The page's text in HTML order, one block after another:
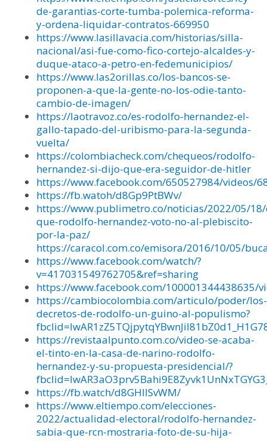
de-garantias-corte-tumba-polemica-reforma-
y-ordena-liquidar-contratos-669950
https://www.lasillavacia.com/historias/silla-
nacional/asi-fue-como-fico-cortejo-alcaldes-y-
duque-ataco-a-petro-en-fedemunicipios/
https://www.las2orillas.co/los-bancos-se-
proponen-a-que-la-gente-no-los-odie-tanto-
cambio-de-imagen/
https://laotravoz.co/es-rodolfo-hernandez-el-
gallo-tapado-del-uribismo-para-la-segunda-
vuelta/
https://colombiacheck.com/chequeos/rodolfo-
hernandez-si-dijo-que-era-seguidor-de-hitler
https://www.facebook.com/650527984/videos/
https://fb.watoh/d8Gp9PtBWv/
https://www.publimetro.co/noticias/2022/05/
que-rodolfo-hernandez-voto-no-al-plebiscito-
por-la-paz/
https://caracol.com.co/emisora/2016/10/05/
https://www.facebook.com/watch/?
v=417031549762705&ref=sharing
https://www.facebook.com/100001344438635/
https://cambiocolombia.com/articulo/poder/los-
decretos-de-rodolfo-un-guino-al-populismo?
https://revistaalpunto.com.co/video-se-acaba-
el-tinto-en-la-casa-de-narino-rodolfo-
hernandez-y-su-propuesta-presidencial/?
https://fb.watch/d8GHIISvWM/
https://www.eltiempo.com/elecciones-
2022/actualidad-electoral/rodolfo-hernandez-
sabia-que-rcn-mostraria-foto-de-su-hija-